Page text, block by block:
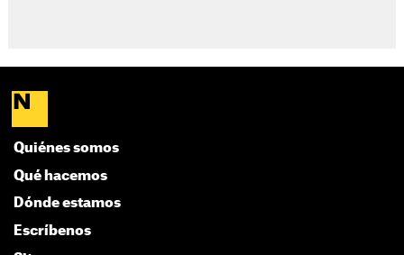
Quiénes somos
Qué hacemos
Dónde estamos
Escríbenos